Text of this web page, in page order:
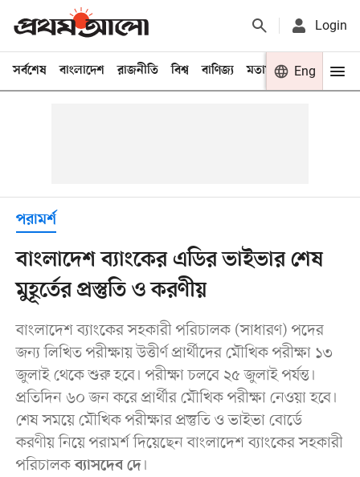
Login
সর্বশেষ বাংলাদেশ রাজনীতি বিশ্ব বাণিজ্য মতামত খেলা
Eng
পরামর্শ
বাংলাদেশ ব্যাংকের এডির ভাইভার শেষ
মুহূর্তের প্রস্তুতি ও করণীয়
বাংলাদেশ ব্যাংকের সহকারী পরিচালক (সাধারণ) পদের
জন্য লিখিত পরীক্ষায় উত্তীর্ণ প্রার্থীদের মৌখিক পরীক্ষা ১৩
জুলাই থেকে শুরু হবে। পরীক্ষা চলবে ২৫ জুলাই পর্যন্ত।
প্রতিদিন ৬০ জন করে প্রার্থীর মৌখিক পরীক্ষা নেওয়া হবে।
শেষ সময়ে মৌখিক পরীক্ষার প্রস্তুতি ও ভাইভা বোর্ডে
করণীয় নিয়ে পরামর্শ দিয়েছেন বাংলাদেশ ব্যাংকের সহকারী
পরিচালকব্যাসদেব দে।